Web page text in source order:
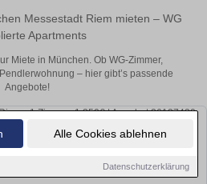
Alle Cookies ablehnen
Datenschutzerklärung
Messestadt Riem mieten – WG
Apartments
Miete in München. Ob WG-Zimmer,
– hier gibt’s passende
Angebote!